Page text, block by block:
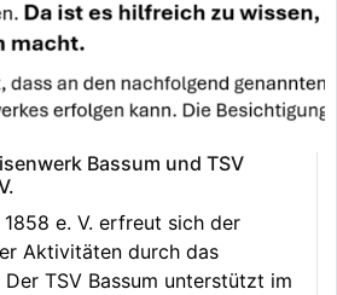
Bassum und TSV
1858 e. V. erfreut sich der
Aktivitäten durch das
Der TSV Bassum unterstützt im